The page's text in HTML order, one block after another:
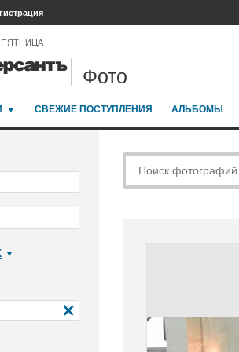
ПЯТНИЦА
Фото
СВЕЖИЕ ПОСТУПЛЕНИЯ АЛЬБОМЫ